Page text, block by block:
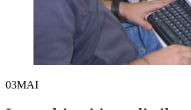
03MAI